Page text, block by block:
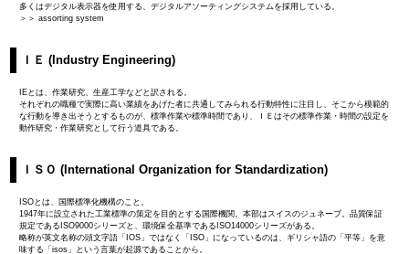
多くはデジタル表示器を使用する、デジタルアソーティングシステムを採用している。
＞＞ assorting system
ＩＥ (Industry Engineering)
IEとは、作業研究、生産工学などと訳される。
それぞれの職種で実際に高い業績をあげた者に共通してみられる行動特性に注目し、そこから模範的
な行動を導き出そうとするものが、標準作業や標準時間であり、ＩＥはその標準作業・時間の設定を
動作研究・作業研究として行う道具である。
ＩＳＯ (International Organization for Standardization)
ISOとは、国際標準化機構のこと。
1947年に設立された工業標準の策定を目的とする国際機関。本部はスイスのジュネーブ。品質保証
規定であるISO9000シリーズと、環境保全基準であるISO14000シリーズがある。
略称が英文名称の頭文字語「IOS」ではなく「ISO」になっているのは、ギリシャ語の「平等」を意
味する「isos」という言葉が起源であることから。